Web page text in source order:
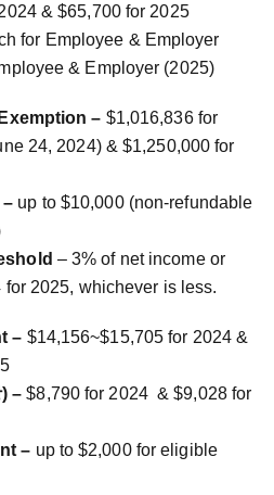
& $65,700 for 2025
for Employee & Employer
& Employer (2025)
– $1,016,836 for
24, 2024) & $1,250,000 for
– up to $10,000 (non-refundable
– 3% of net income or
2025, whichever is less.
– $14,156~$15,705 for 2024 &
) –$8,790 for 2024 & $9,028 for
– up to $2,000 for eligible